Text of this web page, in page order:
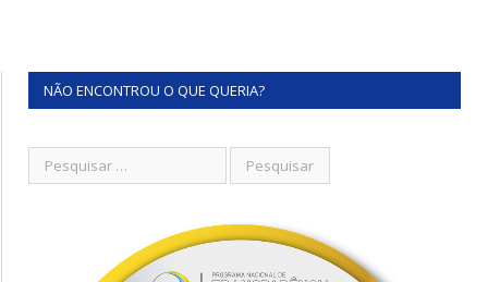
NÃO ENCONTROU O QUE QUERIA?